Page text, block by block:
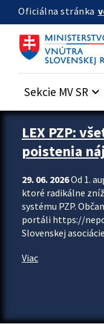
Preskocit na hlavný obsah
Oficiálna stránka
Sekcie MV SR keyboard_arrow_down
Zastavit automatický
LEX PZP:
poistenia
29. 06. 2026Od 1.
ktoré radikálne
systému PZP.
portáli https://
Slovenskej
Viac